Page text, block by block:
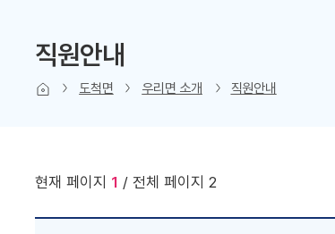
직원안내
도척면 우리면 소개 직원안내
본문 인쇄sns 공유 리스트 열기
현재 페이지 1 / 전체 페이지 2